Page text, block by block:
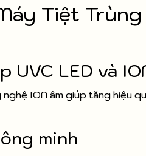
Tiệt Trùng
LED và
ION âm giúp tăng hiệu
minh